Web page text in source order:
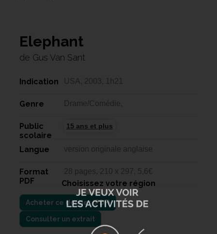
Elephant
de Gus Van Sant
Indication USA, 2003, 1h21
Genre Drame/Comédie,
Public
scolaire
15 ans et plus
Langue version originale anglaise
Format
PDF
28 pages, 210 x 297, 5,6€
Consulter un extrait
Choisissez votre région